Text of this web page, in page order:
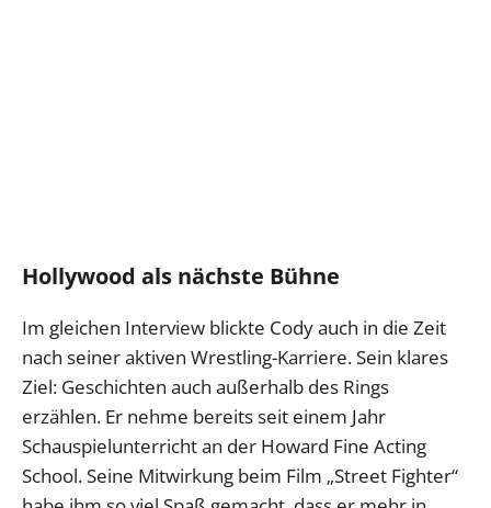
Hollywood als nächste Bühne
Im gleichen Interview blickte Cody auch in die Zeit
nach seiner aktiven Wrestling-Karriere. Sein klares
Ziel: Geschichten auch außerhalb des Rings
erzählen. Er nehme bereits seit einem Jahr
Schauspielunterricht an der Howard Fine Acting
School. Seine Mitwirkung beim Film „Street Fighter“